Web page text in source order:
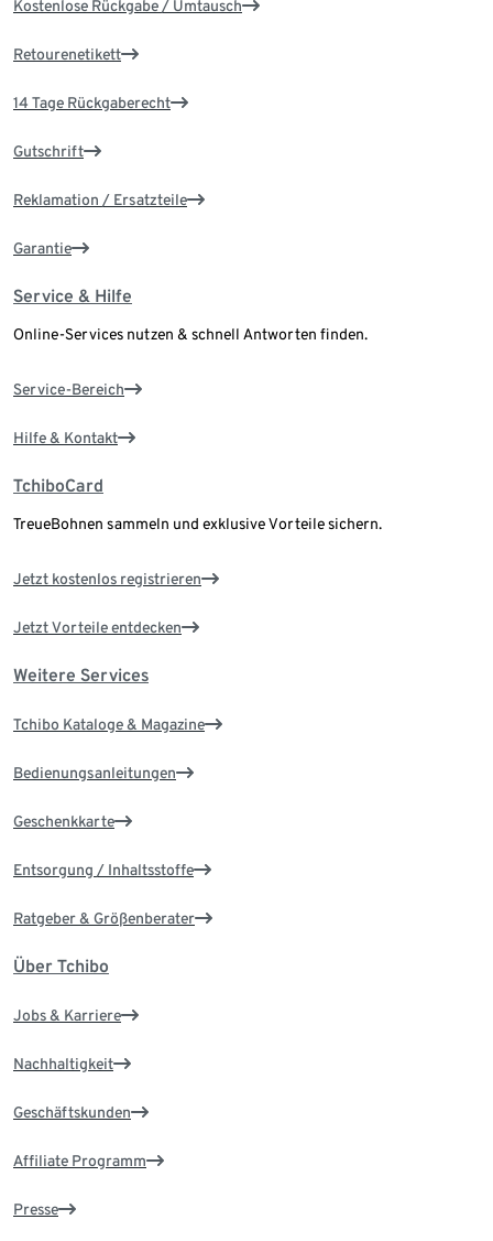
Kostenlose Rückgabe / Umtausch
Retourenetikett
14 Tage Rückgaberecht
Gutschrift
Reklamation / Ersatzteile
Garantie
Service & Hilfe
Online-Services nutzen & schnell Antworten finden.
Service-Bereich
Hilfe & Kontakt
TchiboCard
TreueBohnen sammeln und exklusive Vorteile sichern.
Jetzt kostenlos registrieren
Jetzt Vorteile entdecken
Weitere Services
Tchibo Kataloge & Magazine
Bedienungsanleitungen
Geschenkkarte
Entsorgung / Inhaltsstoffe
Ratgeber & Größenberater
Über Tchibo
Jobs & Karriere
Nachhaltigkeit
Geschäftskunden
Affiliate Programm
Presse